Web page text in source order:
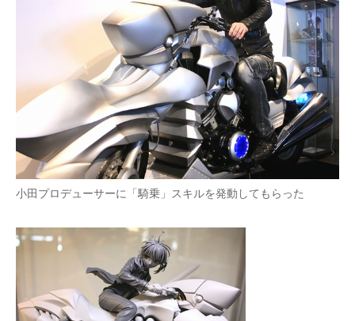
小田プロデューサーに「騎乗」スキルを発動してもらった